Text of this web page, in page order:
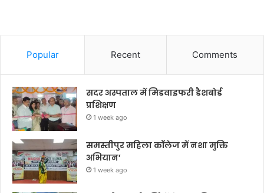
Popular Recent Comments
सदर अस्पताल में मिडवाइफरी डैशबोर्ड
प्रशिक्षण
1 week ago
समस्तीपुर महिला कॉलेज में नशा मुक्ति
अभियान’
1 week ago